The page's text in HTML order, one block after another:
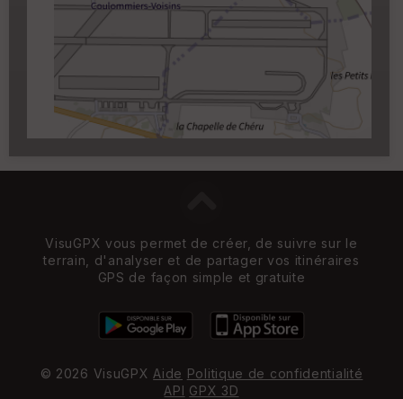
(1km à partir du niveau de
zoom 14)
VisuGPX vous permet de créer, de suivre sur le
terrain, d'analyser et de partager vos itinéraires
GPS de façon simple et gratuite
© 2026 VisuGPX Aide Politique de confidentialité
API GPX 3D